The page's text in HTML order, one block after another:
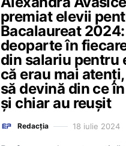
premiat elevii
Bacalaureat
deoparte în
din salariu pentru
că erau mai
să devină din ce
și chiar au reușit
Redacția 18 iulie 2024